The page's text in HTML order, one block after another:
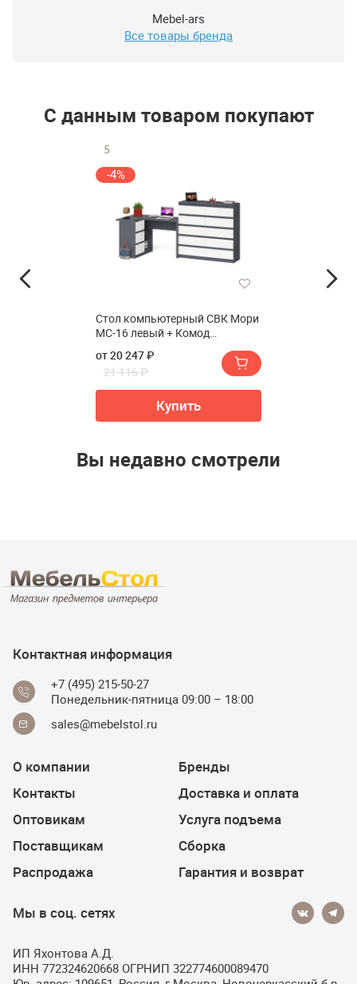
Mebel-ars
Все товары бренда
С данным товаром покупают
5
-4%
Стол компьютерный СВК Мори
МС-16 левый + Комод
от 20 247 ₽
21 116 ₽
Купить
Вы недавно смотрели
Контактная информация
+7 (495) 215-50-27
Понедельник-пятница 09:00 – 18:00
sales@mebelstol.ru
О компании
Контакты
Оптовикам
Поставщикам
Распродажа
Бренды
Доставка и оплата
Услуга подъема
Сборка
Гарантия и возврат
Мы в соц. сетях
ИП Яхонтова А.Д.
ИНН 772324620668 ОГРНИП 322774600089470